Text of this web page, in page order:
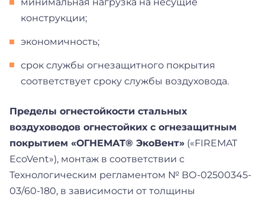
конструкции;
экономичность;
срок службы огнезащитного покрытия
соответствует сроку службы воздуховода.
Пределы огнестойкости стальных
воздуховодов огнестойких с огнезащитным
покрытием «ОГНЕМАТ® ЭкоВент» («FIREMAT
EcoVent»), монтаж в соответствии с
Технологическим регламентом № ВО-02500345-
03/60-180, в зависимости от толщины